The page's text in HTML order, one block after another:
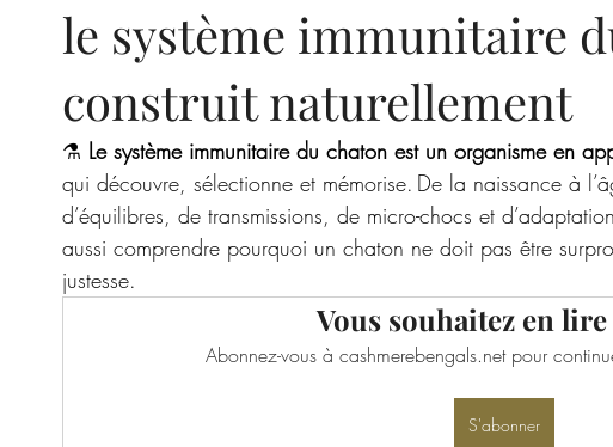
Couleur Rare Bengal Chat et spiritualité Généralité ELEVAGE du BENGAL
GENE POIL LONG BENGAL
le système immunitaire
construit naturellement
⚗️ Le système immunitaire du chaton est un organisme en
qui découvre, sélectionne et mémorise. De la naissance à
d’équilibres, de transmissions, de micro-chocs et
aussi comprendre pourquoi un chaton ne doit pas être
justesse.
Vous souhaitez en
Abonnez-vous à cashmerebengals.net pour
S'abonner